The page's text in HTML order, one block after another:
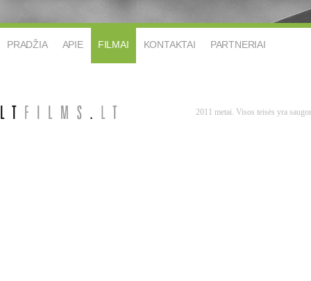
PRADŽIA APIE FILMAI KONTAKTAI PARTNERIAI
2011 metai. Visos teisės yra